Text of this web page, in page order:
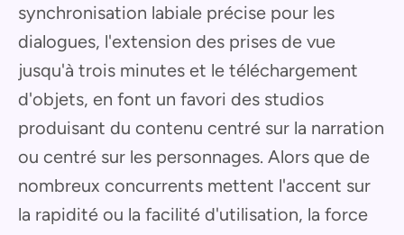
synchronisation labiale précise pour les
dialogues, l'extension des prises de vue
jusqu'à trois minutes et le téléchargement
d'objets, en font un favori des studios
produisant du contenu centré sur la narration
ou centré sur les personnages. Alors que de
nombreux concurrents mettent l'accent sur
la rapidité ou la facilité d'utilisation, la force